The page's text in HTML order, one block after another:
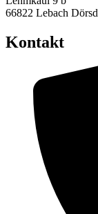
66822 Lebach
Kontakt